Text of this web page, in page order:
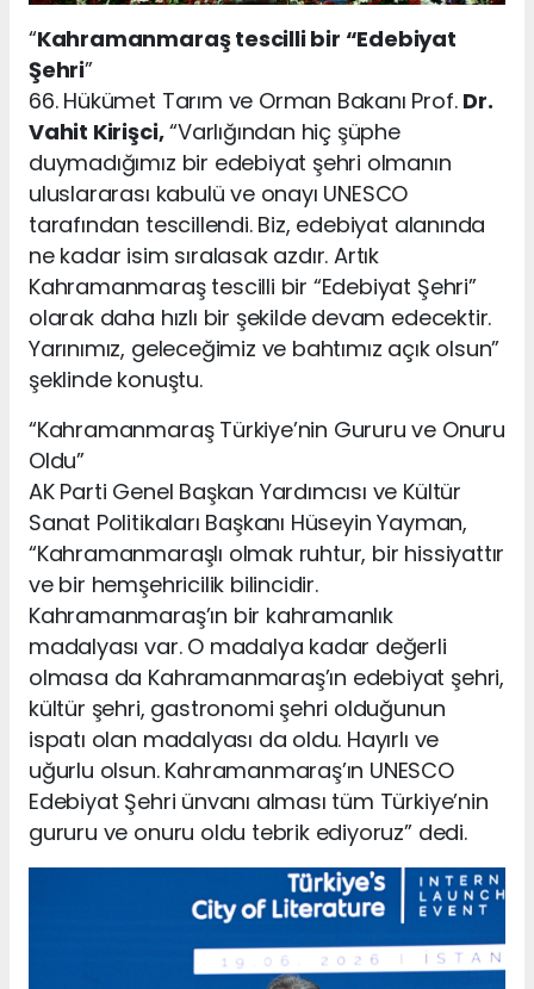
“Kahramanmaraş tescilli bir “Edebiyat
Şehri”
66. Hükümet Tarım ve Orman Bakanı Prof. Dr.
Vahit Kirişci,“Varlığından hiç şüphe
duymadığımız bir edebiyat şehri olmanın
uluslararası kabulü ve onayı UNESCO
tarafından tescillendi. Biz, edebiyat alanında
ne kadar isim sıralasak azdır. Artık
Kahramanmaraş tescilli bir “Edebiyat Şehri”
olarak daha hızlı bir şekilde devam edecektir.
Yarınımız, geleceğimiz ve bahtımız açık olsun”
şeklinde konuştu.
“Kahramanmaraş Türkiye’nin Gururu ve Onuru
Oldu”
AK Parti Genel Başkan Yardımcısı ve Kültür
Sanat Politikaları Başkanı Hüseyin Yayman,
“Kahramanmaraşlı olmak ruhtur, bir hissiyattır
ve bir hemşehricilik bilincidir.
Kahramanmaraş’ın bir kahramanlık
madalyası var. O madalya kadar değerli
olmasa da Kahramanmaraş’ın edebiyat şehri,
kültür şehri, gastronomi şehri olduğunun
ispatı olan madalyası da oldu. Hayırlı ve
uğurlu olsun. Kahramanmaraş’ın UNESCO
Edebiyat Şehri ünvanı alması tüm Türkiye’nin
gururu ve onuru oldu tebrik ediyoruz” dedi.